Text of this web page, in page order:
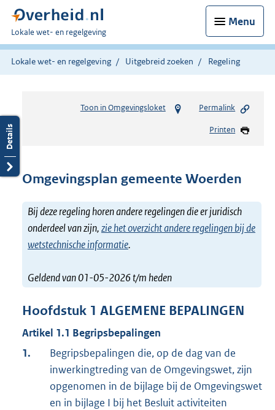
Menu
U
bent
hier:
Lokale wet- en regelgeving
Lokale wet- en regelgeving Uitgebreid zoeken Regeling
Toon in Omgevingsloket Permalink
Printen
Omgevingsplan gemeente Woerden
Bij deze regeling horen andere regelingen die er juridisch
onderdeel van zijn,zie het overzicht andere regelingen bij de
wetstechnische informatie.
Geldend van 01-05-2026 t/m heden
Hoofdstuk 1 ALGEMENE BEPALINGEN
Artikel 1.1 Begripsbepalingen
1.
Begripsbepalingen die, op de dag van de
inwerkingtreding van de Omgevingswet, zijn
opgenomen in de bijlage bij de Omgevingswet
en in bijlage I bij het Besluit activiteiten